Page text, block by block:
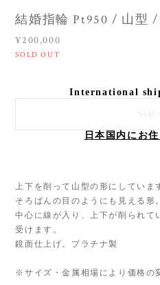
結婚指輪 Pt950 / 山型
¥200,000
SOLD OUT
International
日本国内にお
上下を削って山型の形にしていま
そろばんの目のようにも見える形。
中心に線が入り、上下が削られて
受けます。
鏡面仕上げ。プラチナ製
※サイズ・金属相場により価格の